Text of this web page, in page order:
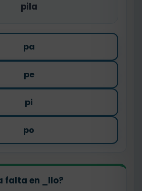
pila
pa
pe
pi
po
falta en _llo?